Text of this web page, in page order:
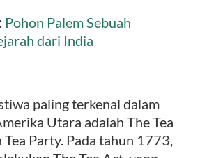
Pohon Palem Sebuah
dari India
paling terkenal dalam
Utara adalah The Tea
Party. Pada tahun 1773,